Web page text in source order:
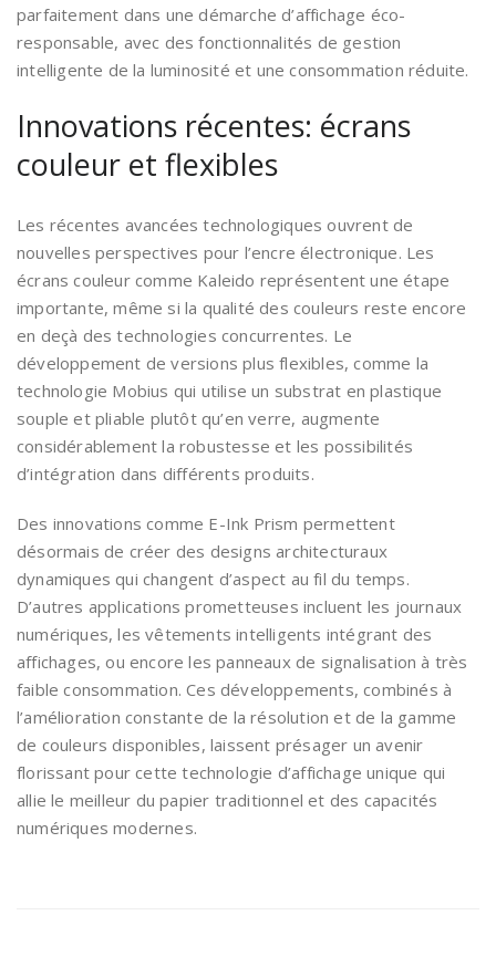
parfaitement dans une démarche d’affichage éco-
responsable, avec des fonctionnalités de gestion
intelligente de la luminosité et une consommation réduite.
Innovations récentes: écrans
couleur et flexibles
Les récentes avancées technologiques ouvrent de
nouvelles perspectives pour l’encre électronique. Les
écrans couleur comme Kaleido représentent une étape
importante, même si la qualité des couleurs reste encore
en deçà des technologies concurrentes. Le
développement de versions plus flexibles, comme la
technologie Mobius qui utilise un substrat en plastique
souple et pliable plutôt qu’en verre, augmente
considérablement la robustesse et les possibilités
d’intégration dans différents produits.
Des innovations comme E-Ink Prism permettent
désormais de créer des designs architecturaux
dynamiques qui changent d’aspect au fil du temps.
D’autres applications prometteuses incluent les journaux
numériques, les vêtements intelligents intégrant des
affichages, ou encore les panneaux de signalisation à très
faible consommation. Ces développements, combinés à
l’amélioration constante de la résolution et de la gamme
de couleurs disponibles, laissent présager un avenir
florissant pour cette technologie d’affichage unique qui
allie le meilleur du papier traditionnel et des capacités
numériques modernes.